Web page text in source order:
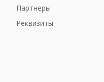
Партнеры
Реквизиты